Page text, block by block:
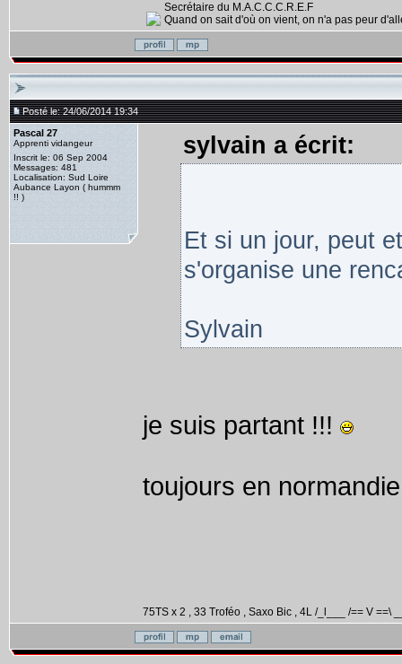
Secrétaire du M.A.C.C.C.R.E.F
Quand on sait d'où on vient, on n'a pas peur
Posté le: 24/06/2014 19:34
Pascal 27
Apprenti vidangeur
Inscrit le: 06 Sep 2004
Messages: 481
Localisation: Sud Loire
Aubance Layon ( hummm
!! )
sylvain a écrit:
Et si un jour, peut
s'organise une
Sylvain
je suis partant !!!
toujours en
75TS x 2 , 33 Troféo , Saxo Bic , 4L /_l___ /== V ==\